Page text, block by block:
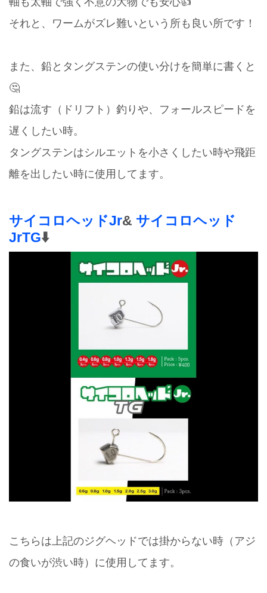
それと、ワームがズレ難いという所も良い所です！
また、鉛とタングステンの使い分けを簡単に書くと
🤔
鉛は流す（ドリフト）釣りや、フォールスピードを
遅くしたい時。
タングステンはシルエットを小さくしたい時や飛距
離を出したい時に使用してます。
サイコロヘッドJr& サイコロヘッド
JrTG⬇️
こちらは上記のジグヘッドでは掛からない時（アジ
の食いが渋い時）に使用してます。